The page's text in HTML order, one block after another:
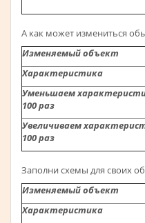
А как может измениться
Изменяемый объект
Характеристика
Уменьшаем
100 раз
Увеличиваем
100 раз
Заполни схемы для своих
Изменяемый объект
Характеристика